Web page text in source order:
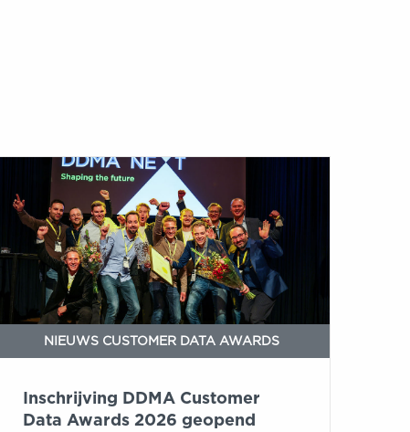
Inschrijving
Customer
Awards
geopend
NIEUWS CUSTOMER DATA AWARDS
Inschrijving DDMA Customer
Data Awards 2026 geopend